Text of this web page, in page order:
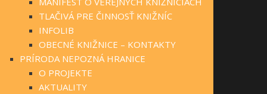
TLAČIVÁ PRE ČINNOSŤ KNIŽNÍC
INFOLIB
OBECNÉ KNIŽNICE – KONTAKTY
PRÍRODA NEPOZNÁ HRANICE
O PROJEKTE
AKTUALITY